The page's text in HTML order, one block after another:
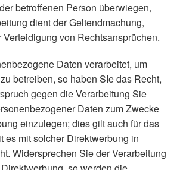
betroffenen Person überwiegen,
dient der Geltendmachung,
von Rechtsansprüchen.
Daten verarbeitet, um
betreiben, so haben SIe das Recht,
gegen die Verarbeitung Sie
Daten zum Zwecke
einzulegen; dies gilt auch für das
es mit solcher Direktwerbung in
Widersprechen Sie der Verarbeitung